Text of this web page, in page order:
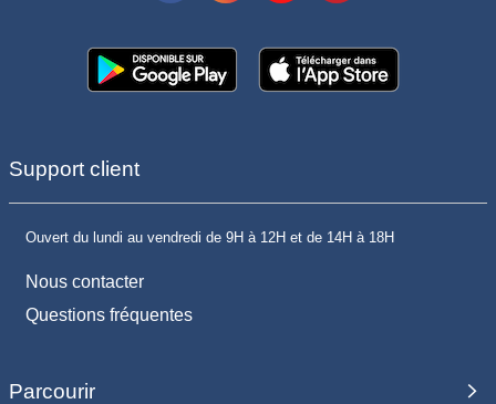
Support client
Ouvert du lundi au vendredi de 9H à 12H et de 14H à 18H
Nous contacter
Questions fréquentes
Parcourir